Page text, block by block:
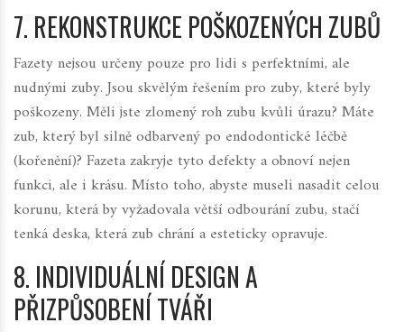
7. REKONSTRUKCE POŠKOZENÝCH ZUBŮ
Fazety nejsou určeny pouze pro lidi s perfektními, ale
nudnými zuby. Jsou skvělým řešením pro zuby, které byly
poškozeny. Měli jste zlomený roh zubu kvůli úrazu? Máte
zub, který byl silně odbarvený po endodontické léčbě
(kořenění)? Fazeta zakryje tyto defekty a obnoví nejen
funkci, ale i krásu. Místo toho, abyste museli nasadit celou
korunu, která by vyžadovala větší odbourání zubu, stačí
tenká deska, která zub chrání a esteticky opravuje.
8. INDIVIDUÁLNÍ DESIGN A
PŘIZPŮSOBENÍ TVÁŘI